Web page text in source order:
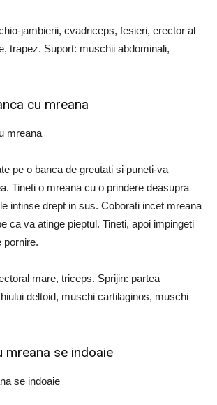
jambierii, cvadriceps, fesieri, erector al
trapez. Suport: muschii abdominali,
cu mreana
mreana
pe o banca de greutati si puneti-va
Tineti o mreana cu o prindere deasupra
intinse drept in sus. Coborati incet mreana
ca va atinge pieptul. Tineti, apoi impingeti
pornire.
mare, triceps. Sprijin: partea
deltoid, muschi cartilaginos, muschi
mreana se indoaie
se indoaie